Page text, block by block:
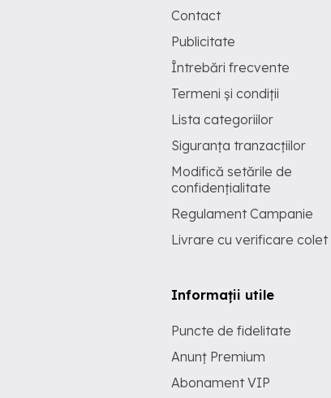
Contact
Publicitate
Întrebări frecvente
Termeni și condiții
Lista categoriilor
Siguranța tranzacțiilor
Modifică setările de
confidențialitate
Regulament Campanie
Livrare cu verificare colet
Informații utile
Puncte de fidelitate
Anunț Premium
Abonament VIP